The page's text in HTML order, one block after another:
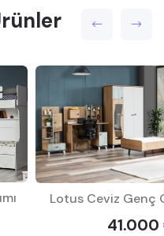
Lotus Ceviz Genç